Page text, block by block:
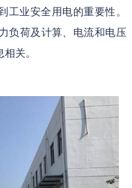
工业安全用电的重要性。
负荷及计算、电流和电压
关。